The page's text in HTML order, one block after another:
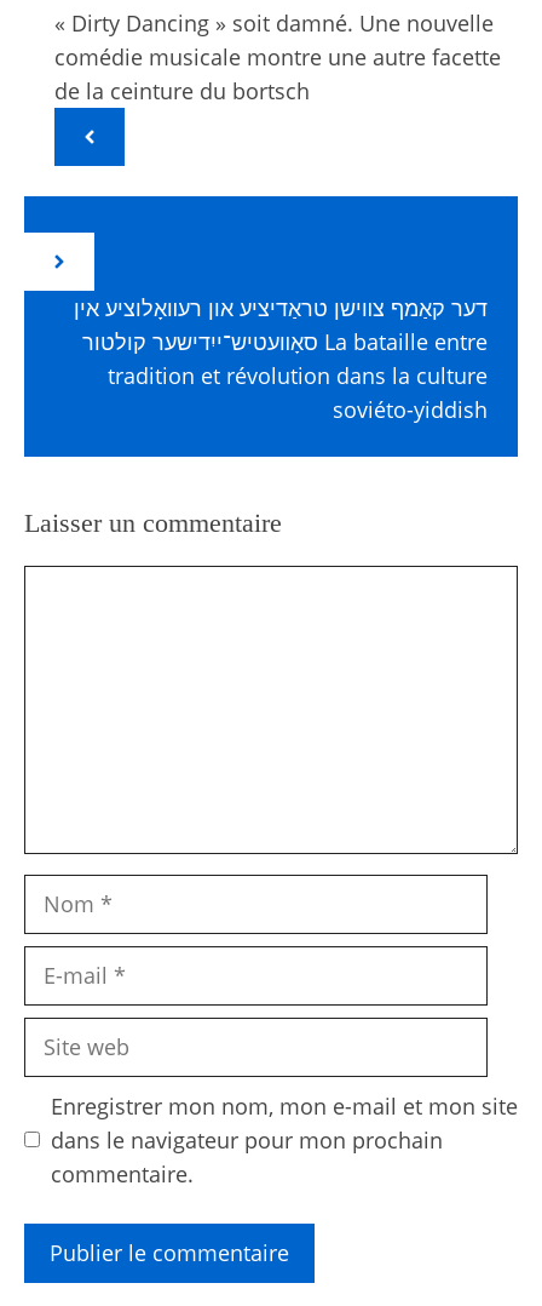
« Dirty Dancing » soit damné. Une nouvelle
comédie musicale montre une autre facette
de la ceinture du bortsch
דער קאַמף צװישן טראַדיציע און רעװאָלוציע אין
סאָװעטיש־ייִדישער קולטור La bataille entre
tradition et révolution dans la culture
soviéto-yiddish
Laisser un commentaire
Nom
Site
Enregistrer mon nom, mon e-mail et mon site
dans le navigateur pour mon prochain
commentaire.